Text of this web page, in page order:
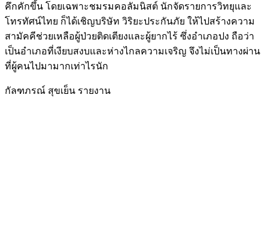
คึกคักขึ้น โดยเฉพาะชมรมคอลัมนิสต์ นักจัดรายการวิทยุและ
โทรทัศน์ไทย ก็ได้เชิญบริษัท วิริยะประกันภัย ให้ไปสร้างความ
สามัคคีช่วยเหลือผู้ป่วยติดเตียงและผู้ยากไร้ ซึ่งอำเภอปง ถือว่า
เป็นอำเภอที่เงียบสงบและห่างไกลความเจริญ จึงไม่เป็นทางผ่าน
ที่ผู้คนไปมามากเท่าไรนัก
กัลฑภรณ์ สุขเย็น รายงาน